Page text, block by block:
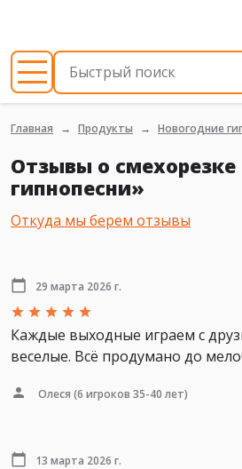
Главная Продукты Новогодние
Отзывы о
гипнопесни»
Откуда мы берем отзывы
29 марта 2026 г.
Каждые выходные играем с
веселые. Всё продумано до
Олеся (6 игроков 35-40 лет)
13 марта 2026 г.